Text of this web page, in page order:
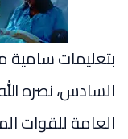
بتعليمات
السادس، نصره
العامة للقوات